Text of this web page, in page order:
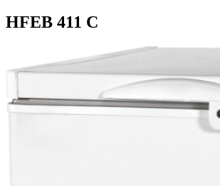
HFEB 411 C